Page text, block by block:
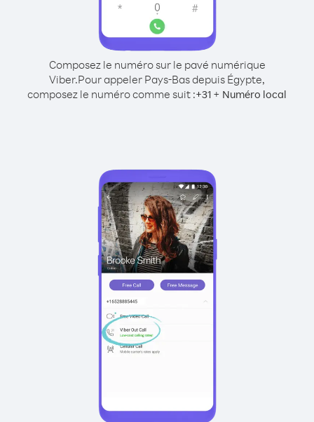
Composez le numéro sur le pavé numérique
Viber.Pour appeler Pays-Bas depuis Égypte,
composez le numéro comme suit :+31 + Numéro local